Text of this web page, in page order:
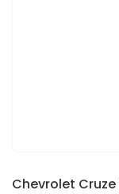
Chevrolet Cruze